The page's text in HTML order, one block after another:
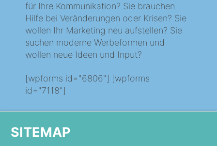
für Ihre Kommunikation? Sie brauchen
Hilfe bei Veränderungen oder Krisen? Sie
wollen Ihr Marketing neu aufstellen? Sie
suchen moderne Werbeformen und
wollen neue Ideen und Input?
[wpforms id="6806"] [wpforms
id="7118"]
SITEMAP